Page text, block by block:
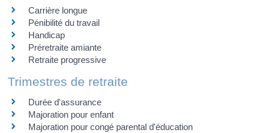
Carrière longue
Pénibilité du travail
Handicap
Préretraite amiante
Retraite progressive
Trimestres de retraite
Durée d'assurance
Majoration pour enfant
Majoration pour congé parental d'éducation